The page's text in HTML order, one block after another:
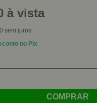
à vista
sem juros
no Pix
COMPRAR